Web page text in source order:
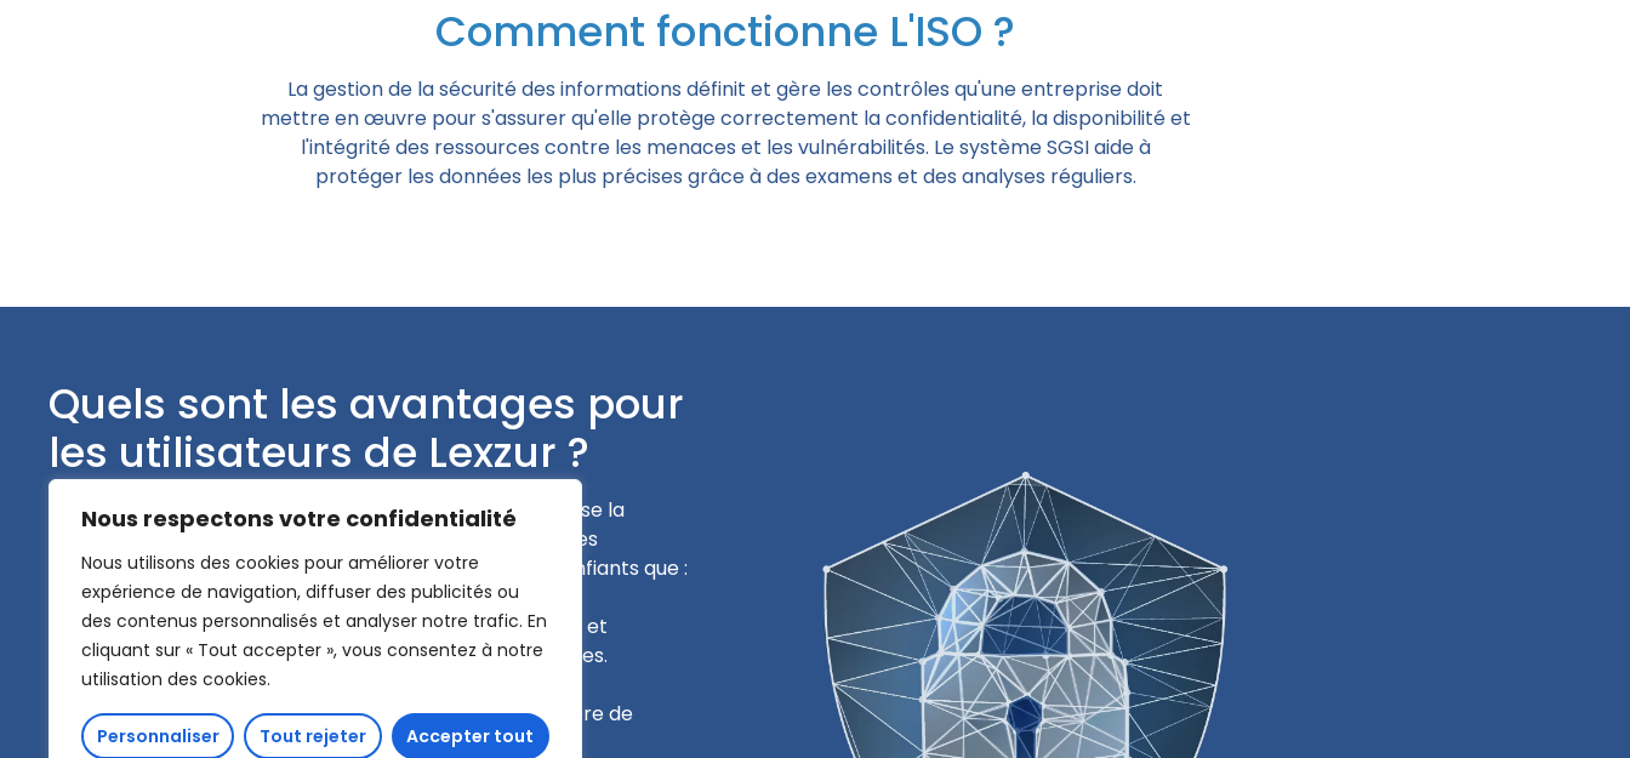
Nous respectons votre confidentialité
Nous utilisons des cookies pour améliorer votre
expérience de navigation, diffuser des publicités ou
des contenus personnalisés et analyser notre trafic. En
cliquant sur « Tout accepter », vous consentez à notre
utilisation des cookies.
Personnaliser Tout rejeter Accepter tout
Comment fonctionne L'ISO ?
La gestion de la sécurité des informations définit et gère les contrôles qu'une entreprise doit
mettre en œuvre pour s'assurer qu'elle protège correctement la confidentialité, la disponibilité et
l'intégrité des ressources contre les menaces et les vulnérabilités. Le système SGSI aide à
protéger les données les plus précises grâce à des examens et des analyses réguliers.
Quels sont les avantages pour
les utilisateurs de Lexzur ?
Avoir une certification ISO 27001 signifie que Lexzur priorise la
sécurité des données et répond aux exigences reconnues
mondialement. Cela signifie que nos utilisateurs sont confiants que :
1. Nous évaluons, minimisons et éliminons tous les risques et
vulnérabilités associés à la sécurité des données ou autres.
2. Nous respectons les normes les plus élevées en matière de
sécurité de l'information, ce qui nous rend conformes à